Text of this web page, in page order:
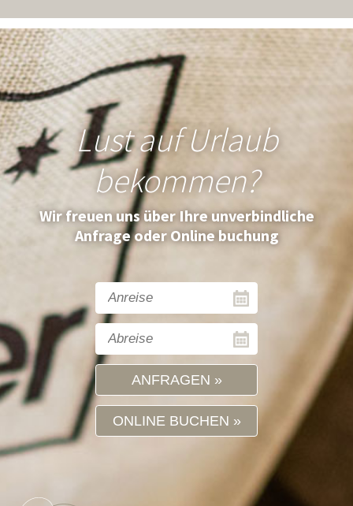
Lust auf Urlaub
bekommen?
Wir freuen uns über Ihre unverbindliche
Anfrage oder Online buchung
ANFRAGEN
ONLINE BUCHEN